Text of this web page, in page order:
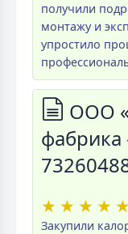
получили
монтажу и
упростило
ООО
★ ★ ★ ★ ★
Закупили